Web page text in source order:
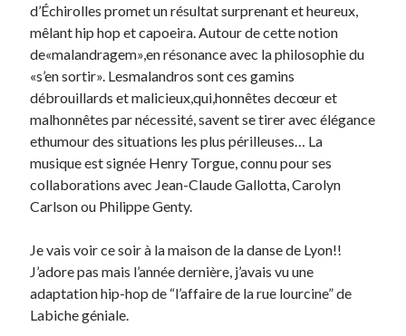
Entretien ménagerdans T’as vu quoi ? #52
JFdansC’était pas mieux avant… à Lyon
littleceltdansComment j’ai opéré ma vélorution toute personnelle
AnthonydansComment j’ai opéré ma vélorution toute personnelle
Renaud DucherdansComment j’ai opéré ma vélorution toute
personnelle
Commentaires récents
Entretien ménagerdans T’as vu quoi ? #52
littlecelt dans Comment j’ai opéré ma vélorution toute personnelle
Anthonydans Comment j’ai opéré ma vélorution toute personnelle
Renaud DucherdansComment j’ai opéré ma vélorution toute
personnelle
d’Échirolles promet un résultat surprenant et heureux,
mêlant hip hop et capoeira. Autour de cette notion
de«malandragem»,en résonance avec la philosophie du
«s’en sortir». Lesmalandros sont ces gamins
débrouillards et malicieux,qui,honnêtes decœur et
malhonnêtes par nécessité, savent se tirer avec élégance
ethumour des situations les plus périlleuses… La
musique est signée Henry Torgue, connu pour ses
collaborations avec Jean-Claude Gallotta, Carolyn
Carlson ou Philippe Genty.
Je vais voir ce soir à la maison de la danse de Lyon!!
J’adore pas mais l’année dernière, j’avais vu une
adaptation hip-hop de “l’affaire de la rue lourcine” de
Labiche géniale.